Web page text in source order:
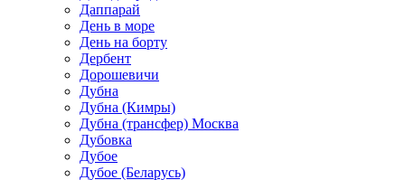
Даппарай
День в море
День на борту
Дербент
Дорошевичи
Дубна
Дубна (Кимры)
Дубна (трансфер) Москва
Дубовка
Дубое
Дубое (Беларусь)